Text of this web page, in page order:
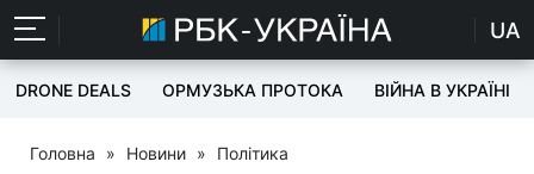
UA
DRONE DEALS ОРМУЗЬКА ПРОТОКА ВІЙНА В УКРАЇНІ
Головна » Новини » Політика